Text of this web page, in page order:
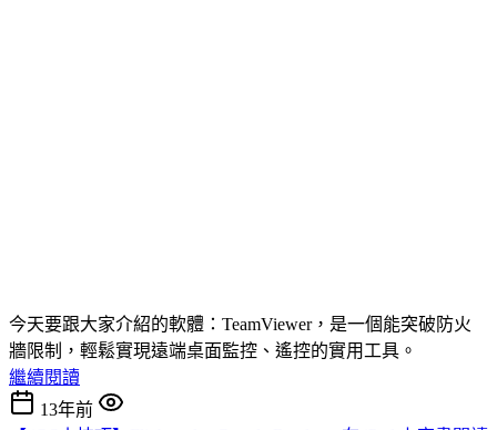
今天要跟大家介紹的軟體：TeamViewer，是一個能突破防火
牆限制，輕鬆實現遠端桌面監控、遙控的實用工具。
繼續閱讀
13年前